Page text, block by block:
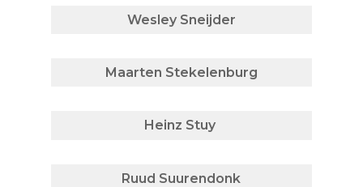
Wesley Sneijder
Maarten Stekelenburg
Heinz Stuy
Ruud Suurendonk